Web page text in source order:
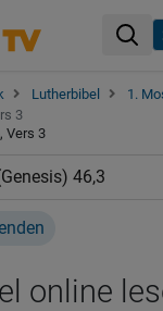
Lutherbibel
1.
3
Vers 3
online